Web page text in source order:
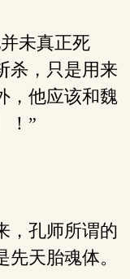
未真正死
杀，只是用来
他应该和魏
！”
孔师所谓的
天胎魂体。